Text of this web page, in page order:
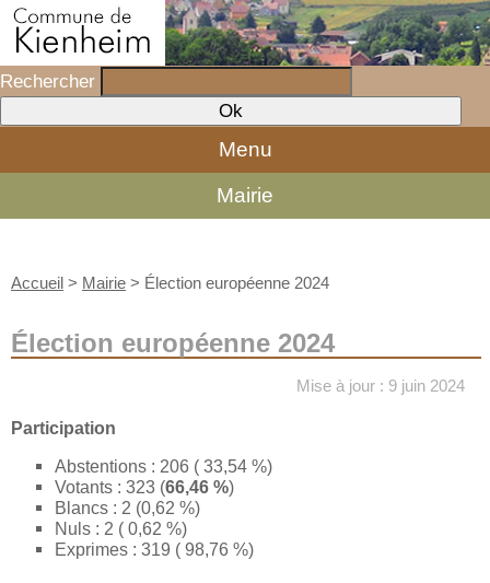
Rechercher
Menu
Mairie
Accueil > Mairie > Élection européenne 2024
Élection européenne 2024
Mise à jour : 9 juin 2024
Participation
Abstentions : 206 ( 33,54 %)
Votants : 323 (66,46 %)
Blancs : 2 (0,62 %)
Nuls : 2 ( 0,62 %)
Exprimes : 319 ( 98,76 %)